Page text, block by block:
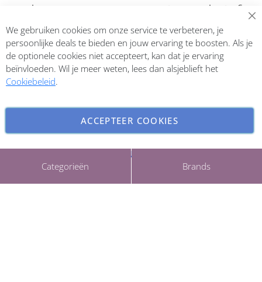
Categorieën Brands
Abonneer op onze nieuwsbrief
Inschrijven
Copyright © 2026 ParfumCenter.nl. All rights reserved.
We gebruiken cookies om onze service te verbeteren, je
persoonlijke deals te bieden en jouw ervaring te boosten. Als je
de optionele cookies niet accepteert, kan dat je ervaring
beïnvloeden. Wil je meer weten, lees dan alsjeblieft het
Cookiebeleid.
ACCEPTEER COOKIES
INSTELLINGEN AANPASSEN